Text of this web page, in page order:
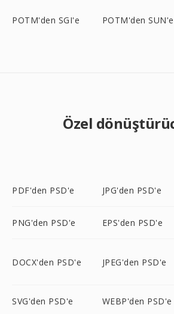
POTM'den SGI'e POTM'den SUN'e
Özel
PDF'den PSD'e JPG'den PSD'e
PNG'den PSD'e EPS'den PSD'e
DOCX'den PSD'e JPEG'den PSD'e
SVG'den PSD'e WEBP'den PSD'e